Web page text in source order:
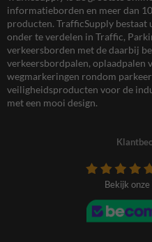
informatieborden en meer dan
producten. TrafficSupply
onder te verdelen in Traffic,
verkeersborden met de daarbij
verkeersbordpalen, oplaadpalen
wegmarkeringen rondom
veiligheidsproducten voor de
met een mooi design.
Bekijk onze